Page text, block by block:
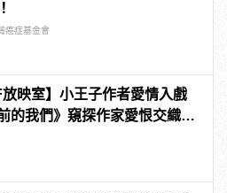
癌症基金會
放映室】小王子作者愛情入戲
的我們》窺探作家愛恨交織的